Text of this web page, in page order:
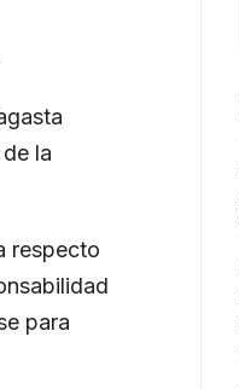
la
respecto
para